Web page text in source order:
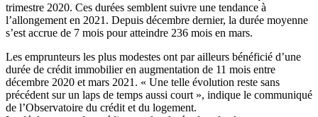
trimestre 2020. Ces durées semblent suivre une tendance à
l’allongement en 2021. Depuis décembre dernier, la durée moyenne
s’est accrue de 7 mois pour atteindre 236 mois en mars.
Les emprunteurs les plus modestes ont par ailleurs bénéficié d’une
durée de crédit immobilier en augmentation de 11 mois entre
décembre 2020 et mars 2021. « Une telle évolution reste sans
précédent sur un laps de temps aussi court », indique le communiqué
de l’Observatoire du crédit et du logement.